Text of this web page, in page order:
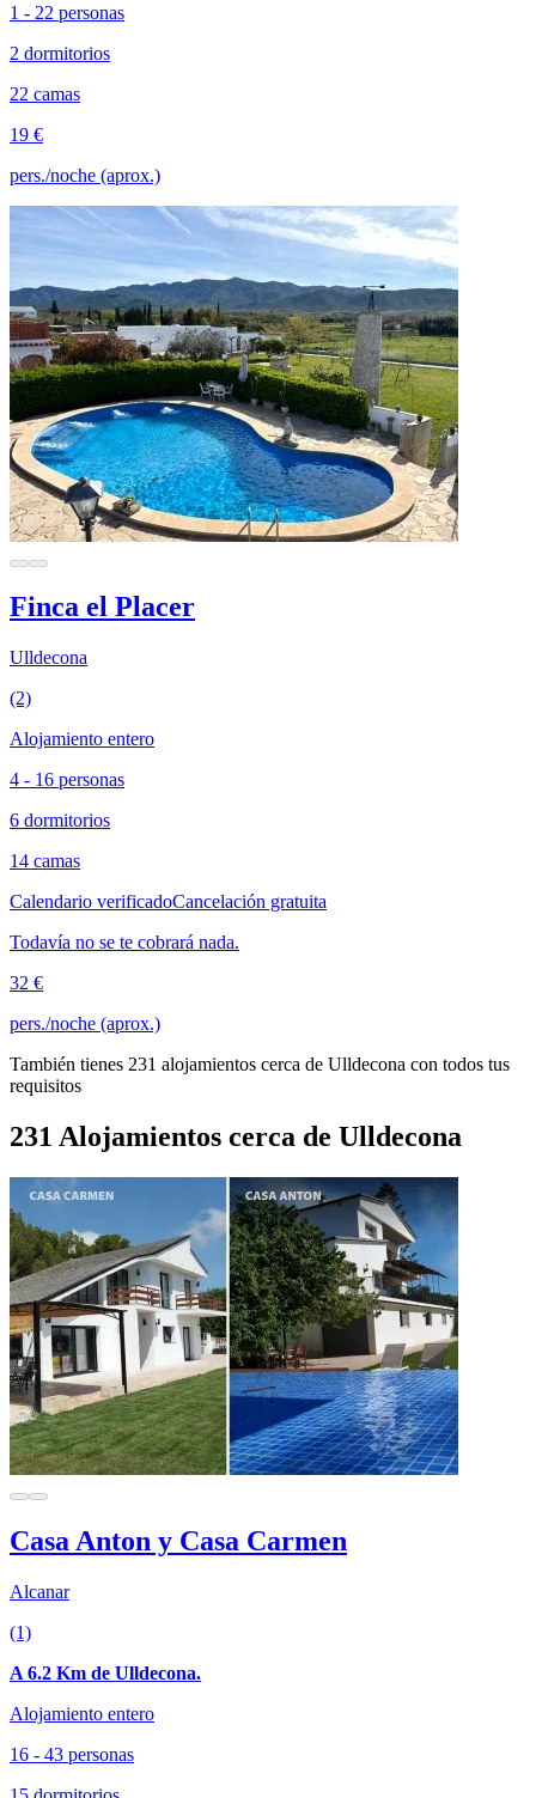
1 - 22 personas
2 dormitorios
22 camas
19 €
pers./noche (aprox.)
Finca el Placer
Ulldecona
(2)
Alojamiento entero
4 - 16 personas
6 dormitorios
14 camas
Calendario verificadoCancelación gratuita
Todavía no se te cobrará nada.
32 €
pers./noche (aprox.)
También tienes 231 alojamientos cerca de Ulldecona con todos tus
requisitos
231 Alojamientos cerca de Ulldecona
Casa Anton y Casa Carmen
Alcanar
(1)
A 6.2 Km de Ulldecona.
Alojamiento entero
16 - 43 personas